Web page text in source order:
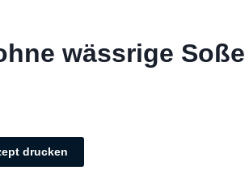
wässrige Soße
drucken